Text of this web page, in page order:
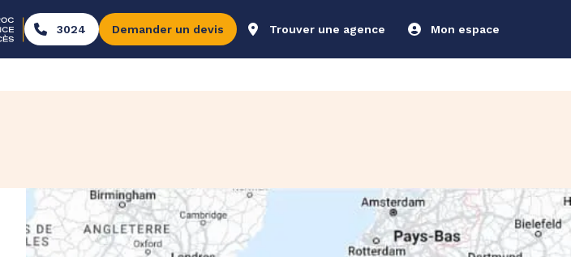
3024 Demander un devis Trouver une agence Mon espace